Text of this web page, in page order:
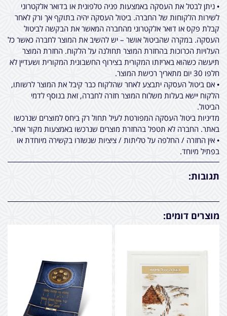
• ניתן לבטל את העסקה באמצעות פניה טלפונית או בדואר אלקטרוני
לשירות הלקוחות של החברה. ביטול העסקה יהיה בתוקף אך ורק לאחר
קבלת פקס או דואר אלקטרוני מהחברה המאשר את הבקשה לביטול
העסקה. במקרה שהביטול אושר – יש להשיב את המוצר לחברה כאשר כל
העלויות הכרוכות בהחזרת המוצר תחולנה על הלקוח. החזרת המוצר
תיעשה כשהוא באריזתו המקורית בצירוף החשבונית המקורית ושעדיין לא
חלפו 30 יום מתאריך רכישת המוצר.
• אם ביטול העסקה יתבצע לאחר שהלקוח כבר קיבל את המוצר לרשותו,
הלקוח יישא בעלות משלוח המוצר חזרה לחברה, זאת בנוסף לדמי
הביטול.
מדיניות ביטול העסקה המפורטת לעיל תחול רק ביחס למוצרים שנרכשו
באתר. החברה לא תטפל בהחזרת מוצרים שנרכשו באמצעות מקור אחר.
• אין החזרה / החלפה על טליתות / ציציות שנשזרו בקשירה מיוחדת או
בפתיל מיוחד.
תגובות:
מוצרים דומים: